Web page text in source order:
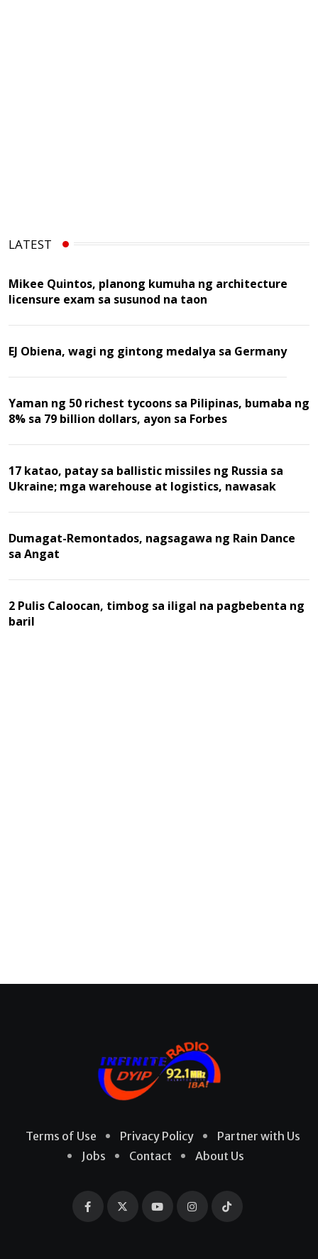
LATEST
Mikee Quintos, planong kumuha ng architecture
licensure exam sa susunod na taon
EJ Obiena, wagi ng gintong medalya sa Germany
Yaman ng 50 richest tycoons sa Pilipinas, bumaba ng
8% sa 79 billion dollars, ayon sa Forbes
17 katao, patay sa ballistic missiles ng Russia sa
Ukraine; mga warehouse at logistics, nawasak
Dumagat-Remontados, nagsagawa ng Rain Dance
sa Angat
2 Pulis Caloocan, timbog sa iligal na pagbebenta ng
baril
Terms of Use Privacy Policy
Partner with Us
Jobs
Contact About Us